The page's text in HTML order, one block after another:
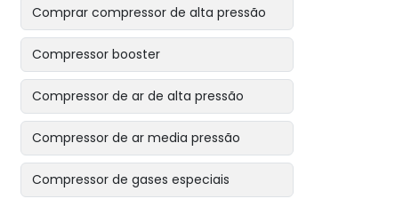
Comprar compressor de alta pressão
Compressor booster
Compressor de ar de alta pressão
Compressor de ar media pressão
Compressor de gases especiais